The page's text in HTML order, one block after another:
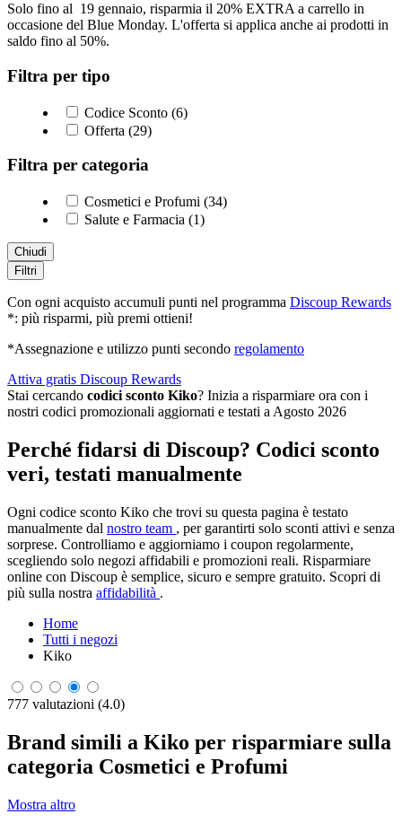
Solo fino al 19 gennaio, risparmia il 20% EXTRA a carrello in
occasione del Blue Monday. L'offerta si applica anche ai prodotti in
saldo fino al 50%.
Filtra per tipo
Codice Sconto (6)
Offerta (29)
Filtra per categoria
Cosmetici e Profumi (34)
Salute e Farmacia (1)
Chiudi
Filtri
Con ogni acquisto accumuli punti nel programma Discoup Rewards
*: più risparmi, più premi ottieni!
*Assegnazione e utilizzo punti secondo regolamento
Attiva gratis Discoup Rewards
Stai cercando codici sconto Kiko? Inizia a risparmiare ora con i
nostri codici promozionali aggiornati e testati a Agosto 2026
Perché fidarsi di Discoup? Codici sconto
veri, testati manualmente
Ogni codice sconto Kiko che trovi su questa pagina è testato
manualmente dal nostro team , per garantirti solo sconti attivi e senza
sorprese. Controlliamo e aggiorniamo i coupon regolarmente,
scegliendo solo negozi affidabili e promozioni reali. Risparmiare
online con Discoup è semplice, sicuro e sempre gratuito. Scopri di
più sulla nostra affidabilità .
Home
Tutti i negozi
Kiko
777 valutazioni (4.0)
Brand simili a Kiko per risparmiare sulla
categoria Cosmetici e Profumi
Mostra altro